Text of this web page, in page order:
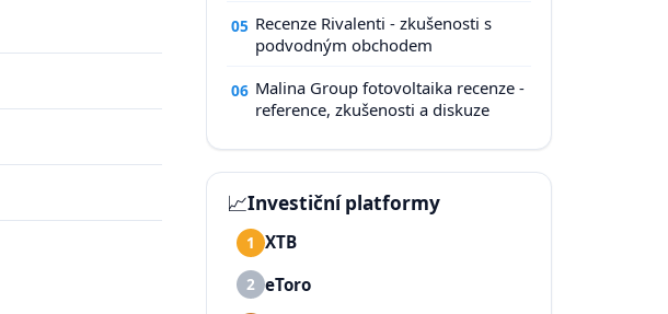
05 Recenze Rivalenti - zkušenosti s
podvodným obchodem
06 Malina Group fotovoltaika recenze -
reference, zkušenosti a diskuze
📈Investiční platformy
1 XTB
2 eToro